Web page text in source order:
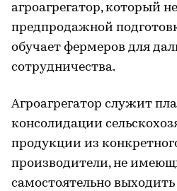
агроагрегатор, который
предпродажной
обучает фермеров для
сотрудничества.
Агроагрегатор служит
консолидации
продукции из
производители, не
самостоятельно